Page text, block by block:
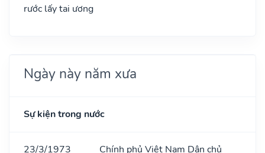
rước lấy tai ương
Ngày này năm xưa
Sự kiện trong nước
23/3/1973
Chính phủ Việt Nam Dân chủ